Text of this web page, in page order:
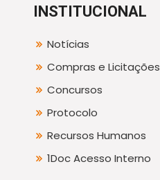
INSTITUCIONAL
Notícias
Compras e Licitações
Concursos
Protocolo
Recursos Humanos
1Doc Acesso Interno